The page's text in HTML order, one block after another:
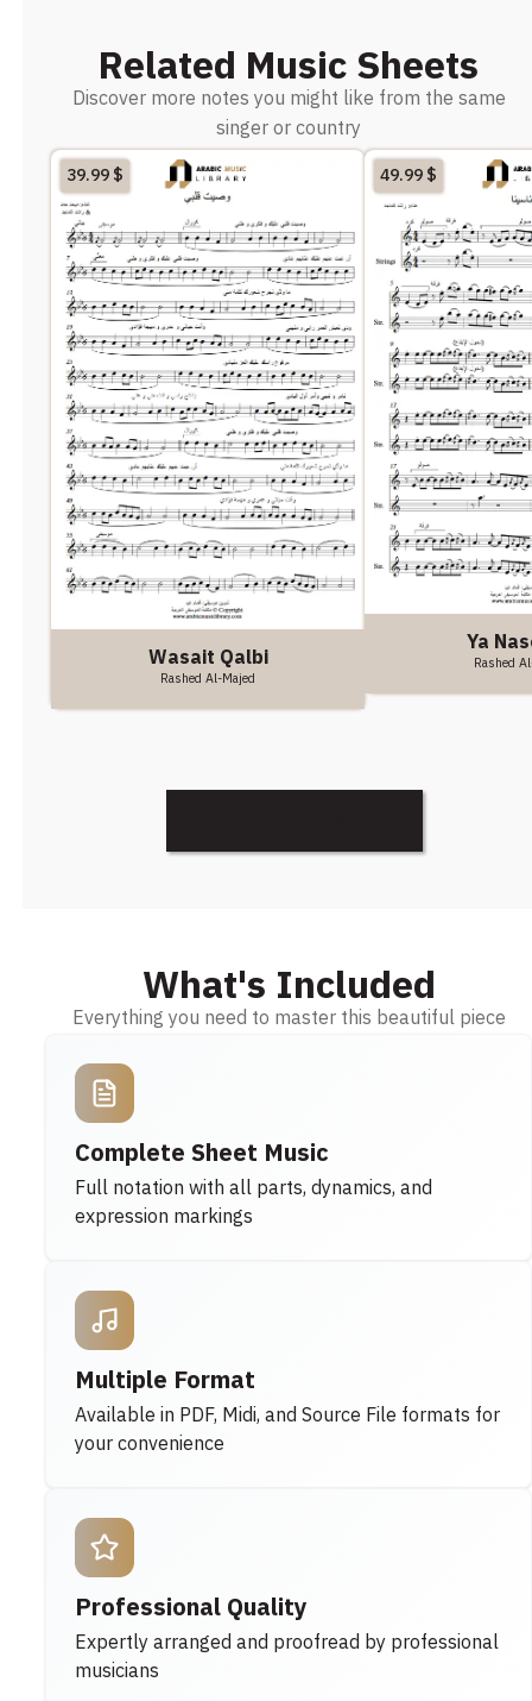
Related Music Sheets
Discover more notes you might like from the same
singer or country
Wasait Qalbi
Rashed Al-Majed
39.99$
Ya
Rashed
49.99$
What's Included
Everything you need to master this beautiful piece
Complete Sheet Music
Full notation with all parts, dynamics, and
expression markings
Multiple Format
Available in PDF, Midi, and Source File formats for
your convenience
Professional Quality
Expertly arranged and proofread by professional
musicians